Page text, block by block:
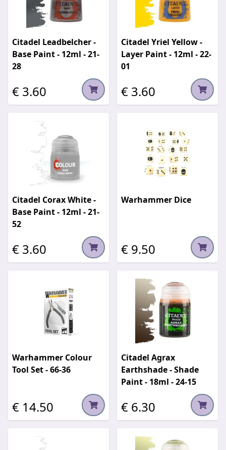
Citadel Leadbelcher -
Base Paint - 12ml - 21-
28
€ 3.60
Citadel Yriel Yellow -
Layer Paint - 12ml - 22-
01
€ 3.60
Citadel Corax White -
Base Paint - 12ml - 21-
52
€ 3.60
Warhammer Dice
€ 9.50
Warhammer Colour
Tool Set - 66-36
€ 14.50
Citadel Agrax
Earthshade - Shade
Paint - 18ml - 24-15
€ 6.30